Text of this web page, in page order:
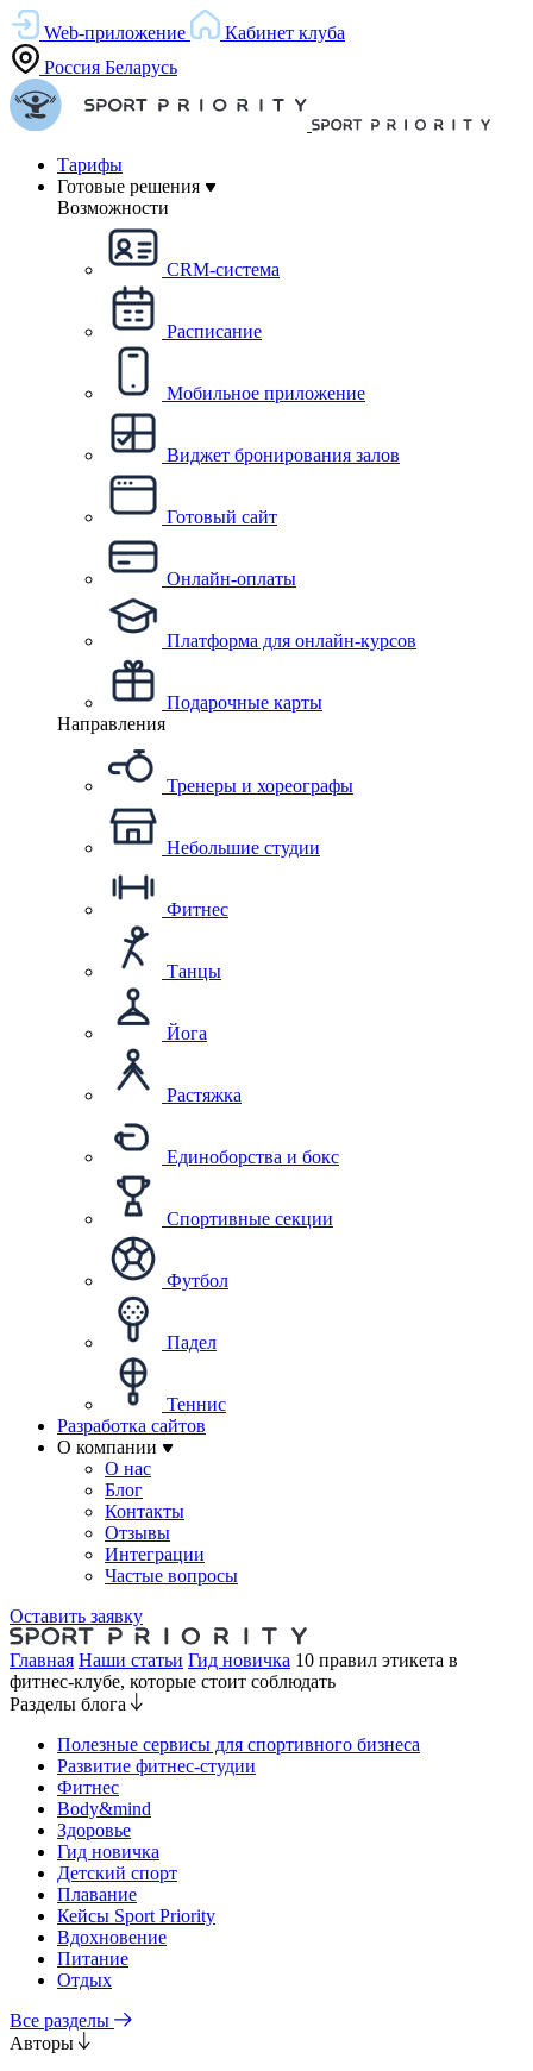
Web-приложение
Кабинет клуба
Россия Беларусь
Тарифы
Готовые решения
Возможности
CRM-система
Расписание
Мобильное приложение
Виджет бронирования залов
Готовый сайт
Онлайн-оплаты
Платформа для онлайн-курсов
Подарочные карты
Направления
Тренеры и хореографы
Небольшие студии
Фитнес
Танцы
Йога
Растяжка
Единоборства и бокс
Спортивные секции
Футбол
Падел
Теннис
Разработка сайтов
О компании
О нас
Блог
Контакты
Отзывы
Интеграции
Частые вопросы
Оставить заявку
Главная Наши статьи Гид новичка 10 правил этикета в
фитнес-клубе, которые стоит соблюдать
Разделы блога
Полезные сервисы для спортивного бизнеса
Развитие фитнес-студии
Фитнес
Body&mind
Здоровье
Гид новичка
Детский спорт
Плавание
Кейсы Sport Priority
Вдохновение
Питание
Отдых
Все разделы
Авторы